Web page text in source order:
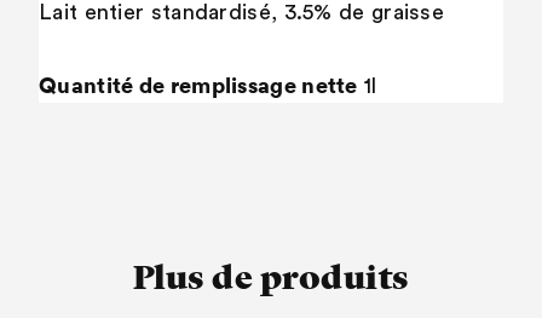
Lait entier standardisé, 3.5% de graisse
Quantité de remplissage nette 1l
Plus de produits